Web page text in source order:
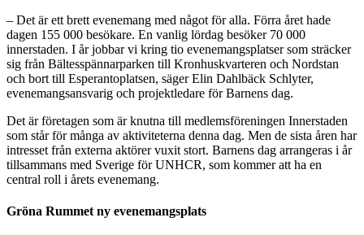
– Det är ett brett evenemang med något för alla. Förra året hade
dagen 155 000 besökare. En vanlig lördag besöker 70 000
innerstaden. I år jobbar vi kring tio evenemangsplatser som sträcker
sig från Bältesspännarparken till Kronhuskvarteren och Nordstan
och bort till Esperantoplatsen, säger Elin Dahlbäck Schlyter,
evenemangsansvarig och projektledare för Barnens dag.
Det är företagen som är knutna till medlemsföreningen Innerstaden
som står för många av aktiviteterna denna dag. Men de sista åren har
intresset från externa aktörer vuxit stort. Barnens dag arrangeras i år
tillsammans med Sverige för UNHCR, som kommer att ha en
central roll i årets evenemang.
Gröna Rummet ny evenemangsplats